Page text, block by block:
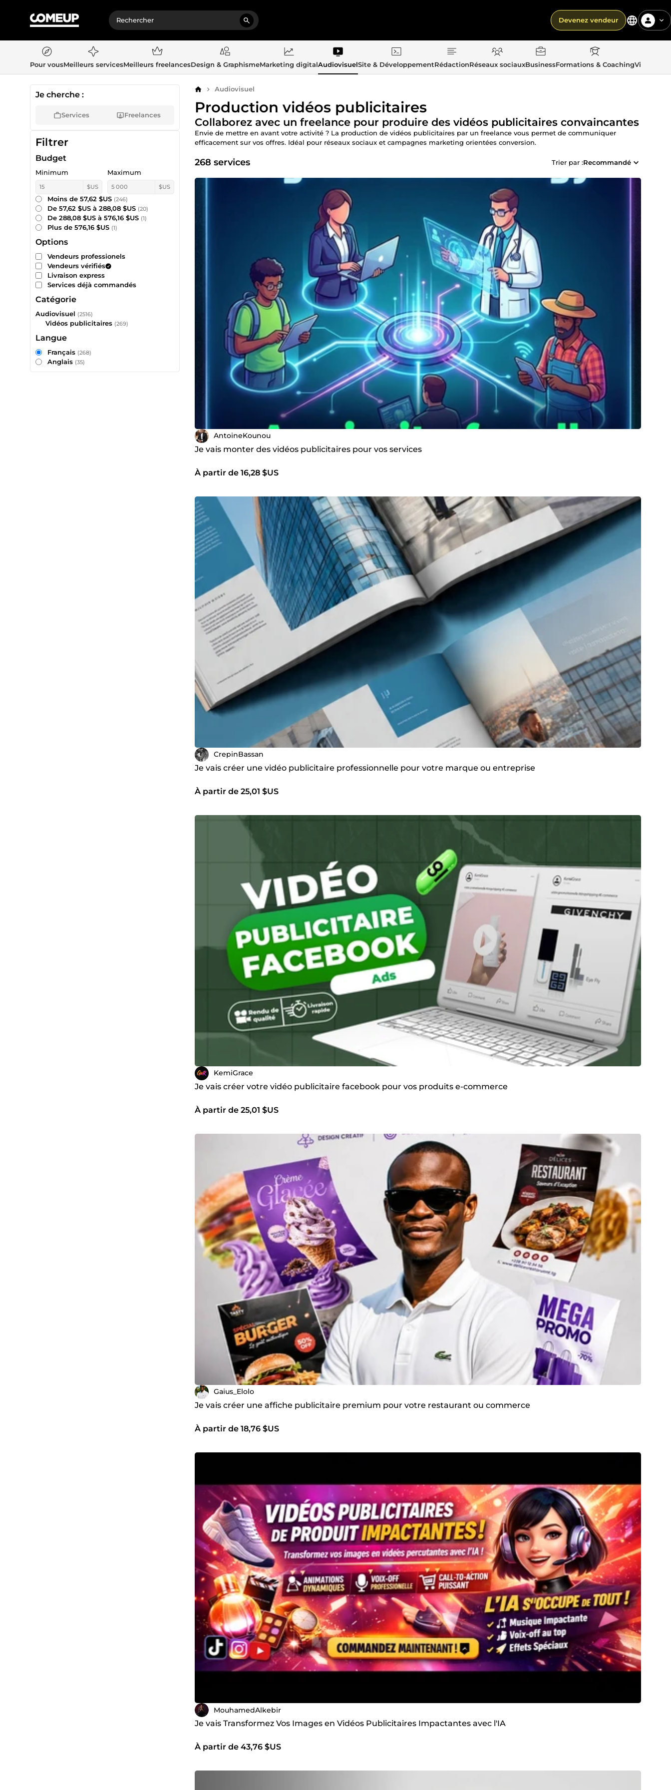
Devenez vendeur
Pour vousMeilleurs servicesMeilleurs freelancesDesign & GraphismeMarketing digitalAudiovisuelSite & DéveloppementRédactionRéseaux sociauxBusinessFormations & CoachingVie
AccueilAudiovisuel
Production vidéos publicitaires
Collaborez avec un freelance pour produire des vidéos publicitaires convaincantes
Envie de mettre en avant votre activité ? La production de vidéos publicitaires par un freelance vous permet de communiquer
efficacement sur vos offres. Idéal pour réseaux sociaux et campagnes marketing orientées conversion.
268 services Trier par :Recommandé
AntoineKounou
Je vais monter des vidéos publicitaires pour vos services
À partir de 16,28 $US
CrepinBassan
Je vais créer une vidéo publicitaire professionnelle pour votre marque ou entreprise
À partir de 25,01 $US
KemiGrace
Je vais créer votre vidéo publicitaire facebook pour vos produits e-commerce
À partir de 25,01 $US
Gaius_Elolo
Je vais créer une affiche publicitaire premium pour votre restaurant ou commerce
À partir de 18,76 $US
MouhamedAlkebir
Je vais Transformez Vos Images en Vidéos Publicitaires Impactantes avec l'IA
À partir de 43,76 $US
Je cherche :
Services Freelances
Filtrer
Budget
Minimum
$US
Maximum
$US
Moins de 57,62 $US (246)
De 57,62 $US à 288,08 $US (20)
De 288,08 $US à 576,16 $US (1)
Plus de 576,16 $US (1)
Options
Vendeurs professionels
Vendeurs vérifiés
Livraison express
Services déjà commandés
Catégorie
Audiovisuel (2516)
Vidéos publicitaires (269)
Langue
Français (268)
Anglais (35)